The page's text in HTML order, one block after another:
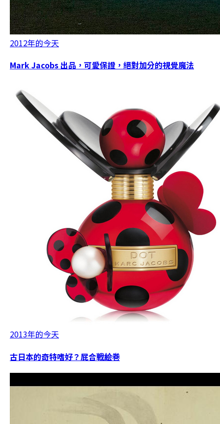
2012年的今天
Mark Jacobs 出品，可愛保證，絕對加分的視覺魔法
2013年的今天
古日本的奇特嗜好？屁合戦絵巻